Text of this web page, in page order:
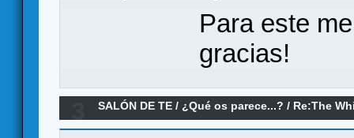
Para este
gracias!
SALÓN DE TE /¿Qué os parece...? / Re:The